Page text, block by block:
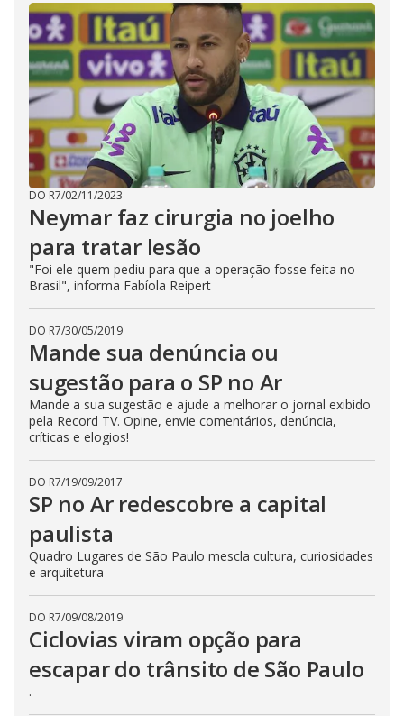
DO R7/02/11/2023
Neymar faz cirurgia no joelho
para tratar lesão
"Foi ele quem pediu para que a operação fosse feita no
Brasil", informa Fabíola Reipert
DO R7/30/05/2019
Mande sua denúncia ou
sugestão para o SP no Ar
Mande a sua sugestão e ajude a melhorar o jornal exibido
pela Record TV. Opine, envie comentários, denúncia,
críticas e elogios!
DO R7/19/09/2017
SP no Ar redescobre a capital
paulista
Quadro Lugares de São Paulo mescla cultura, curiosidades
e arquitetura
DO R7/09/08/2019
Ciclovias viram opção para
escapar do trânsito de São Paulo
.